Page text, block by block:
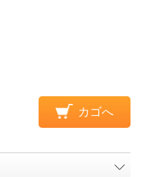
カゴへ